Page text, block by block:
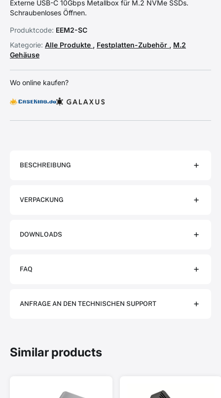
Externe USB-C 10Gbps Metallbox für M.2 NVMe SSDs.
Schraubenloses Öffnen.
Produktcode: EEM2-SC
Kategorie: Alle Produkte , Festplatten-Zubehör , M.2
Gehäuse
Wo online kaufen?
BESCHREIBUNG
VERPACKUNG
DOWNLOADS
FAQ
ANFRAGE AN DEN TECHNISCHEN SUPPORT
Similar products